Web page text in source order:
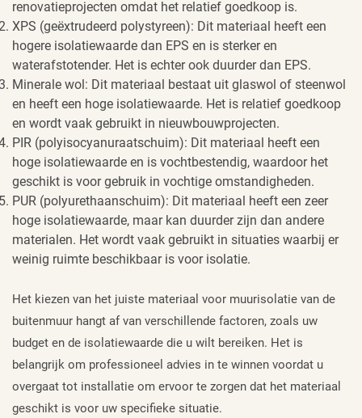
renovatieprojecten omdat het relatief goedkoop is.
XPS (geëxtrudeerd polystyreen): Dit materiaal heeft een
hogere isolatiewaarde dan EPS en is sterker en
waterafstotender. Het is echter ook duurder dan EPS.
Minerale wol: Dit materiaal bestaat uit glaswol of steenwol
en heeft een hoge isolatiewaarde. Het is relatief goedkoop
en wordt vaak gebruikt in nieuwbouwprojecten.
PIR (polyisocyanuraatschuim): Dit materiaal heeft een
hoge isolatiewaarde en is vochtbestendig, waardoor het
geschikt is voor gebruik in vochtige omstandigheden.
PUR (polyurethaanschuim): Dit materiaal heeft een zeer
hoge isolatiewaarde, maar kan duurder zijn dan andere
materialen. Het wordt vaak gebruikt in situaties waarbij er
weinig ruimte beschikbaar is voor isolatie.
Het kiezen van het juiste materiaal voor muurisolatie van de
buitenmuur hangt af van verschillende factoren, zoals uw
budget en de isolatiewaarde die u wilt bereiken. Het is
belangrijk om professioneel advies in te winnen voordat u
overgaat tot installatie om ervoor te zorgen dat het materiaal
geschikt is voor uw specifieke situatie.